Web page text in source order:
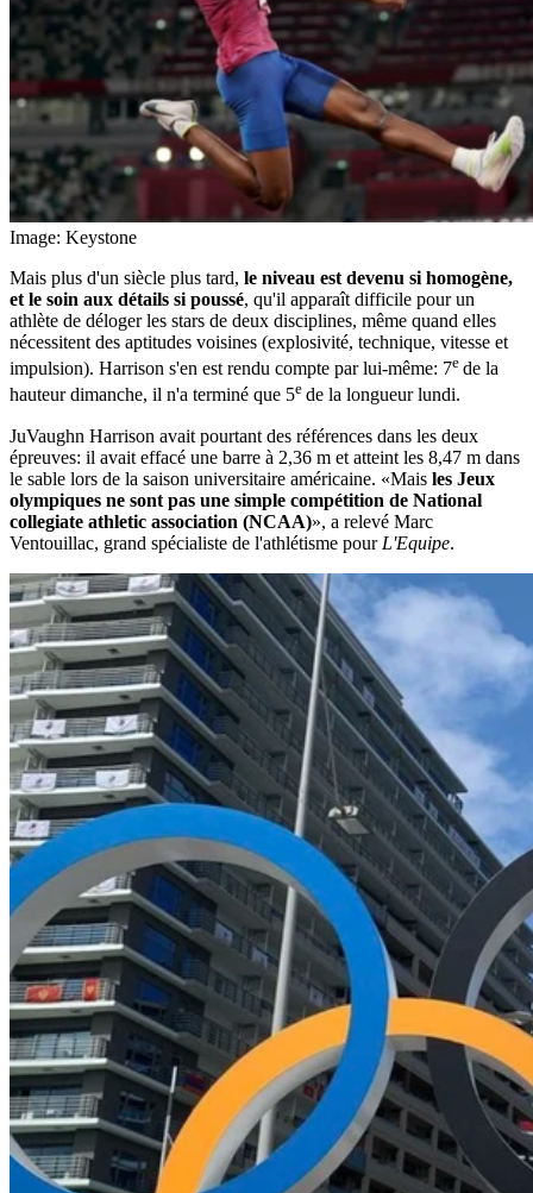
Image: Keystone
Mais plus d'un siècle plus tard, le niveau est devenu si homogène,
et le soin aux détails si poussé, qu'il apparaît difficile pour un
athlète de déloger les stars de deux disciplines, même quand elles
nécessitent des aptitudes voisines (explosivité, technique, vitesse et
impulsion). Harrison s'en est rendu compte par lui-même: 7e de la
hauteur dimanche, il n'a terminé que 5e de la longueur lundi.
JuVaughn Harrison avait pourtant des références dans les deux
épreuves: il avait effacé une barre à 2,36 m et atteint les 8,47 m dans
le sable lors de la saison universitaire américaine. «Mais les Jeux
olympiques ne sont pas une simple compétition de National
collegiate athletic association (NCAA)», a relevé Marc
Ventouillac, grand spécialiste de l'athlétisme pour L'Equipe.